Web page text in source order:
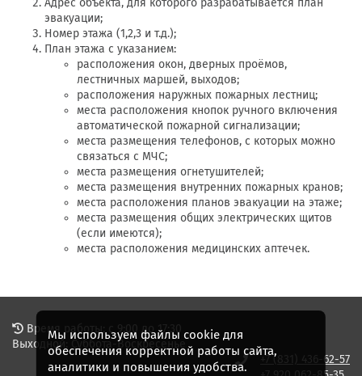
эвакуации;
Номер этажа (1,2,3 и т.д.);
План этажа с указанием:
расположения окон, дверных проёмов,
лестничных маршей, выходов;
расположения наружных пожарных лестниц;
места расположения кнопок ручного включения
автоматической пожарной сигнализации;
места размещения телефонов, с которых можно
связаться с МЧС;
места размещения огнетушителей;
места размещения внутренних пожарных кранов;
места расположения планов эвакуации на этаже;
места размещения общих электрических щитов
(если имеются);
места расположения медицинских аптечек.
Время работы: с 9:00 до 17:30
Выходной: Суббота-Воскресенье
+7 (831) 436-62-57
Мы используем файлы cookie для
обеспечения корректной работы сайта,
аналитики и повышения удобства.